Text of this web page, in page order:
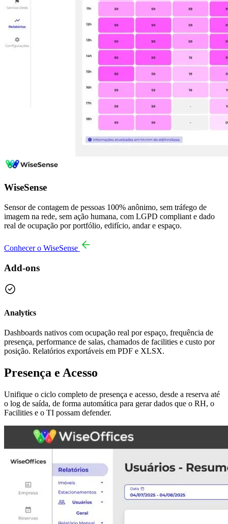
WiseSense
Sensor de contagem de pessoas 100% anônimo, sem tráfego de
imagem na rede, sem ação humana, com LGPD compliant e dado
real de ocupação por portfólio, edifício, andar e espaço.
Conhecer o WiseSense
Add-ons
Analytics
Dashboards nativos com ocupação real por espaço, frequência de
presença, performance de salas, chamados de facilities e custo por
posição. Relatórios exportáveis em PDF e XLSX.
Presença e Acesso
Unifique o ciclo completo de presença e acesso, desde a reserva até
o log de saída, de forma automática para gerar dados que o RH, o
Facilities e o TI possam defender.